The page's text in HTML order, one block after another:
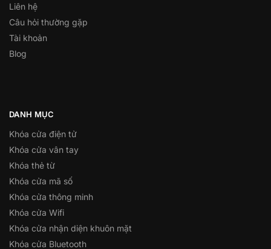
Liên hệ
Câu hỏi thường gặp
Tài khoản
Blog
DANH MỤC
Khóa cửa điện tử
Khóa cửa vân tay
Khóa thẻ từ
Khóa cửa mã số
Khóa cửa thông minh
Khóa cửa Wifi
Khóa cửa nhận diện khuôn mặt
Khóa cửa Bluetooth